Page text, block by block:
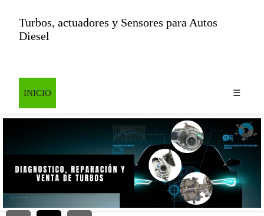
Turbos, actuadores y Sensores para Autos
Diesel
INICIO ☰